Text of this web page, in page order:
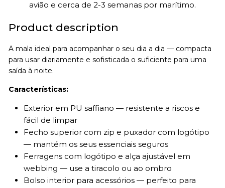
avião e cerca de 2-3 semanas por marítimo.
Product description
A mala ideal para acompanhar o seu dia a dia — compacta
para usar diariamente e sofisticada o suficiente para uma
saída à noite.
Características:
Exterior em PU saffiano — resistente a riscos e
fácil de limpar
Fecho superior com zip e puxador com logótipo
— mantém os seus essenciais seguros
Ferragens com logótipo e alça ajustável em
webbing — use a tiracolo ou ao ombro
Bolso interior para acessórios — perfeito para